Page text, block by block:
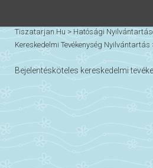
Tiszatarjan.hu > Hatósági
Kereskedelmi Tevékenység Nyilvántartás
Bejelentésköteles kereskedelmi